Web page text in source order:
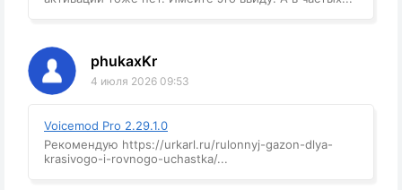
phukaxKr
4 июля 2026 09:53
Voicemod Pro 2.29.1.0
Рекомендую https://urkarl.ru/rulonnyj-gazon-dlya-
krasivogo-i-rovnogo-uchastka/...